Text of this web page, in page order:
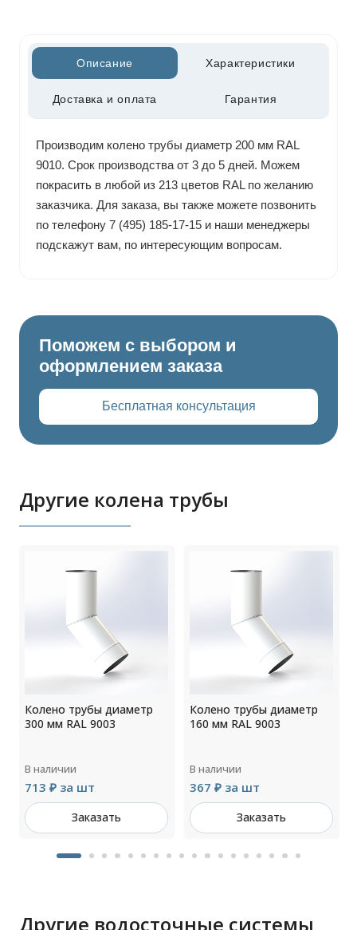
Описание Характеристики
Доставка и оплата Гарантия
Производим колено трубы диаметр 200 мм RAL
9010. Срок производства от 3 до 5 дней. Можем
покрасить в любой из 213 цветов RAL по желанию
заказчика. Для заказа, вы также можете позвонить
по телефону 7 (495) 185-17-15 и наши менеджеры
подскажут вам, по интересующим вопросам.
Поможем с выбором и
оформлением заказа
Бесплатная консультация
Другие колена трубы
Колено трубы диаметр
300 мм RAL 9003
В наличии
713 ₽ за шт
Заказать
Колено трубы диаметр
160 мм RAL 9003
В наличии
367 ₽ за шт
Заказать
Другие водосточные системы